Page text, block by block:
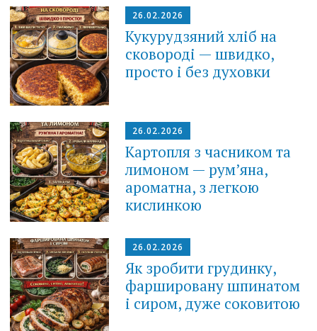
26.02.2026
Кукурудзяний хліб на
сковороді — швидко,
просто і без духовки
26.02.2026
Картопля з часником та
лимоном — рум’яна,
ароматна, з легкою
кислинкою
26.02.2026
Як зробити грудинку,
фаршировану шпинатом
і сиром, дуже соковитою